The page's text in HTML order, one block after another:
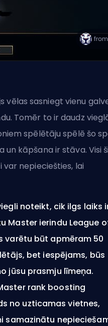
vēlas sasniegt vienu
Tomēr to ir daudz
spēlētāju spēlē šo
un kāpšana ir stāva. Visi
nepieciešties, lai
noteikt, cik ilgs laiks
Master ierindu League
varētu būt apmēram 50
bet iespējams, būs
jūsu prasmju līmeņa.
rank boosting
no uzticamas vietnes,
samazinātu